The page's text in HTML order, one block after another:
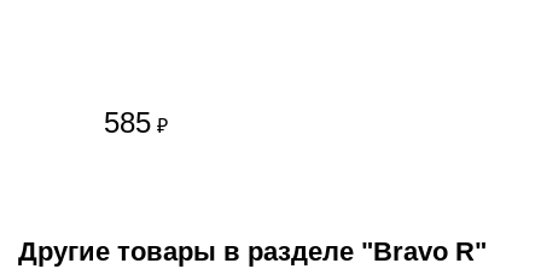
585 ₽
Другие товары в разделе "Bravo R"